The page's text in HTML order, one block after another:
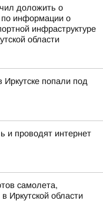
доложить о
по информации о
инфраструктуре
области
Иркутске попали под
и проводят интернет
самолета,
Иркутской области